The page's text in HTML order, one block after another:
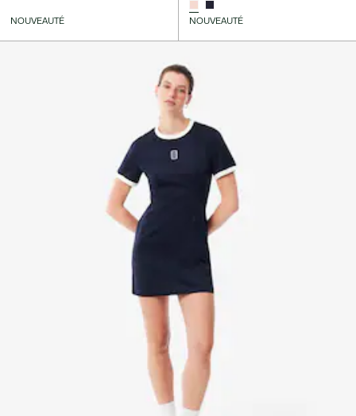
NOUVEAUTÉ NOUVEAUTÉ